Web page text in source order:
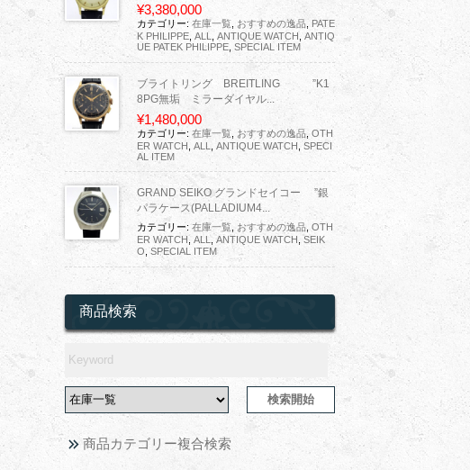
¥3,380,000
カテゴリー: 在庫一覧 おすすめの逸品 PATE
K PHILIPPE ALL ANTIQUE WATCH ANTIQ
UE PATEK PHILIPPE SPECIAL ITEM
ブライトリング BREITLING ”K1
8PG無垢 ミラーダイヤル...
¥1,480,000
カテゴリー: 在庫一覧 おすすめの逸品 OTH
ER WATCH ALL ANTIQUE WATCH SPECI
AL ITEM
GRAND SEIKO グランドセイコー ”銀
パラケース(PALLADIUM4...
カテゴリー: 在庫一覧 おすすめの逸品 OTH
ER WATCH
ALL ANTIQUE WATCH
SEIK
O SPECIAL ITEM
商品検索
商品カテゴリー複合検索